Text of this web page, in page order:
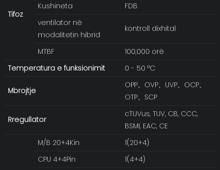
Tifoz
Kushineta
FDB
ventilator në
modalitetin hibrid
kontroll dixhital
MTBF
100,000 orë
Temperatura e funksionimit
0 - 50 °C
Mbrojtje
OPP、OVP、UVP、OCP、
OTP、SCP
Rregullator
cTUVus, TUV, CB, CCC,
BSMI, EAC, CE
M/B 20+4Kin
1(20+4)
CPU 4+4Pin
1(4+4)